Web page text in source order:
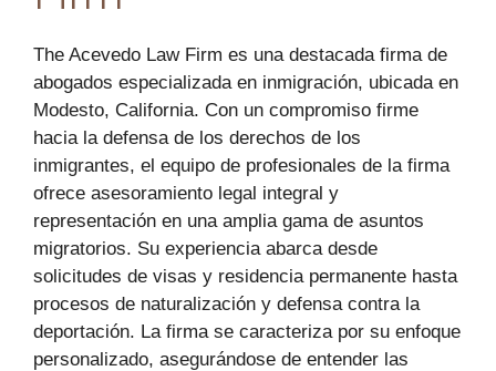
The Acevedo Law Firm es una destacada firma de
abogados especializada en inmigración, ubicada en
Modesto, California. Con un compromiso firme
hacia la defensa de los derechos de los
inmigrantes, el equipo de profesionales de la firma
ofrece asesoramiento legal integral y
representación en una amplia gama de asuntos
migratorios. Su experiencia abarca desde
solicitudes de visas y residencia permanente hasta
procesos de naturalización y defensa contra la
deportación. La firma se caracteriza por su enfoque
personalizado, asegurándose de entender las